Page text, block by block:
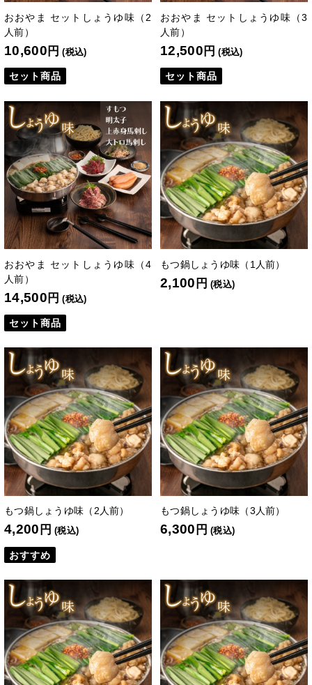
おおやま セットしょうゆ味（2
人前）
10,600 円 (税込)
セット商品
おおやま セットしょうゆ味（3
人前）
12,500 円 (税込)
セット商品
おおやま セットしょうゆ味（4
人前）
14,500 円 (税込)
セット商品
もつ鍋しょうゆ味（1人前）
2,100 円 (税込)
もつ鍋しょうゆ味（2人前）
4,200 円 (税込)
おすすめ
もつ鍋しょうゆ味（3人前）
6,300 円 (税込)